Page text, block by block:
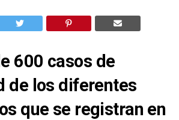
600 casos de
de los diferentes
que se registran en